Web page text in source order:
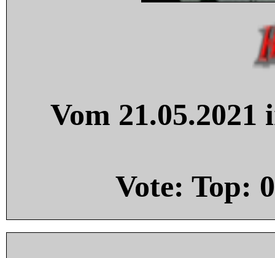
Vom
Vote: Top: 0